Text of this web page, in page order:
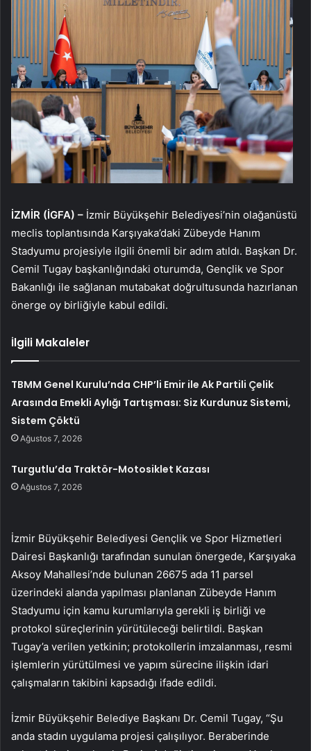
İZMİR (İGFA) – İzmir Büyükşehir Belediyesi’nin olağanüstü
meclis toplantısında Karşıyaka’daki Zübeyde Hanım
Stadyumu projesiyle ilgili önemli bir adım atıldı. Başkan Dr.
Cemil Tugay başkanlığındaki oturumda, Gençlik ve Spor
Bakanlığı ile sağlanan mutabakat doğrultusunda hazırlanan
önerge oy birliğiyle kabul edildi.
İlgili Makaleler
TBMM Genel Kurulu’nda CHP’li Emir ile Ak Partili Çelik
Arasında Emekli Aylığı Tartışması: Siz Kurdunuz Sistemi,
Sistem Çöktü
Ağustos 7, 2026
Turgutlu’da Traktör-Motosiklet Kazası
Ağustos 7, 2026
İzmir Büyükşehir Belediyesi Gençlik ve Spor Hizmetleri
Dairesi Başkanlığı tarafından sunulan önergede, Karşıyaka
Aksoy Mahallesi’nde bulunan 26675 ada 11 parsel
üzerindeki alanda yapılması planlanan Zübeyde Hanım
Stadyumu için kamu kurumlarıyla gerekli iş birliği ve
protokol süreçlerinin yürütüleceği belirtildi. Başkan
Tugay’a verilen yetkinin; protokollerin imzalanması, resmi
işlemlerin yürütülmesi ve yapım sürecine ilişkin idari
çalışmaların takibini kapsadığı ifade edildi.
İzmir Büyükşehir Belediye Başkanı Dr. Cemil Tugay, “Şu
anda stadın uygulama projesi çalışılıyor. Beraberinde